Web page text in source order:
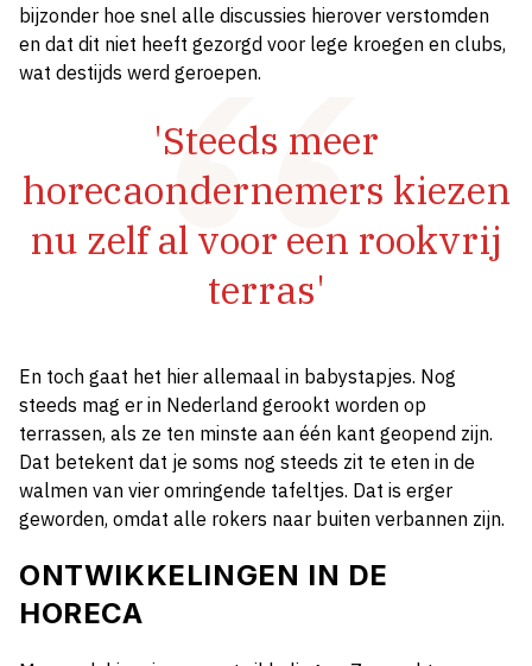
bijzonder hoe snel alle discussies hierover verstomden
en dat dit niet heeft gezorgd voor lege kroegen en clubs,
wat destijds werd geroepen.
'Steeds meer
horecaondernemers kiezen
nu zelf al voor een rookvrij
terras'
En toch gaat het hier allemaal in babystapjes. Nog
steeds mag er in Nederland gerookt worden op
terrassen, als ze ten minste aan één kant geopend zijn.
Dat betekent dat je soms nog steeds zit te eten in de
walmen van vier omringende tafeltjes. Dat is erger
geworden, omdat alle rokers naar buiten verbannen zijn.
ONTWIKKELINGEN IN DE
HORECA